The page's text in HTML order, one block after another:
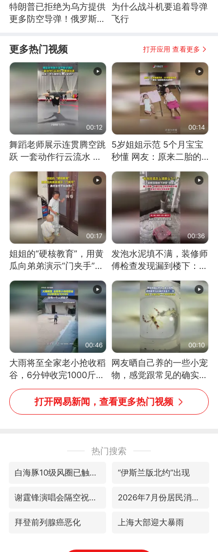
特朗普已拒绝为乌方提供
更多防空导弹！俄罗斯抓
为什么战斗机要追着导弹
飞行
更多热门视频 打开应用 查看更多
00:12
舞蹈老师展示连贯腾空跳
跃 一套动作行云流水 节
到又舞又武的？
00:14
5岁姐姐示范 5个月宝宝
秒懂 网友：原来二胎的
00:17
姐姐的“硬核教育”，用黄
瓜向弟弟演示“门夹手”，
教！
00:36
发泡水泥填不满，装修师
傅检查发现漏到楼下：出
00:46
大雨将至全家老小抢收稻
谷，6分钟收完1000斤，
没有一个人掉链子
00:10
网友晒自己养的一些小宠
物，感觉跟常见的确实有
些不一样
打开网易新闻，查看更多热门视频
热门搜索
白海豚10级风圈已触及浙江台州 “伊斯兰版北约”出现
谢霆锋演唱会隔空祝王菲生日快乐 2026年7月份居民消费价格同比上涨0.5%
拜登前列腺癌恶化 上海大部迎大暴雨